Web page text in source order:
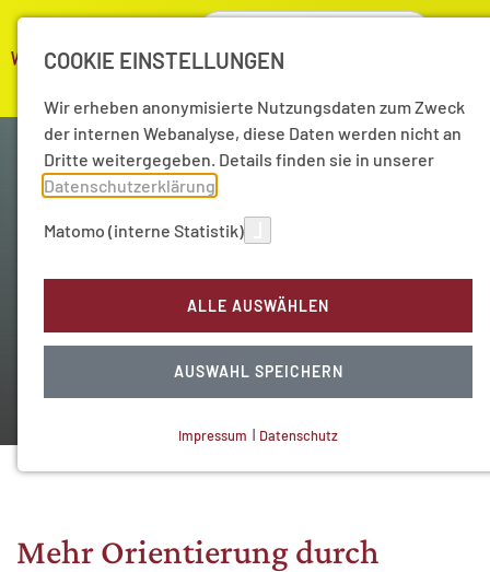
Wissenschaft als Kompass
Unser Akademie-Podcast
Mehr Orientierung durch
COOKIE EINSTELLUNGEN
Wir erheben anonymisierte Nutzungsdaten zum Zweck
der internen Webanalyse, diese Daten werden nicht an
Dritte weitergegeben. Details finden sie in unserer
Datenschutzerklärung
Matomo (interne Statistik)
ALLE AUSWÄHLEN
AUSWAHL SPEICHERN
Impressum | Datenschutz